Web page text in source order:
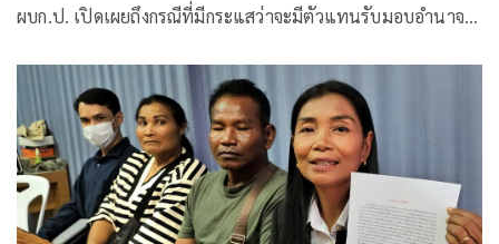
ผบก.ป. เปิดเผยถึงกรณีที่มีกระแสว่าจะมีตัวแทนรับมอบอำนาจ